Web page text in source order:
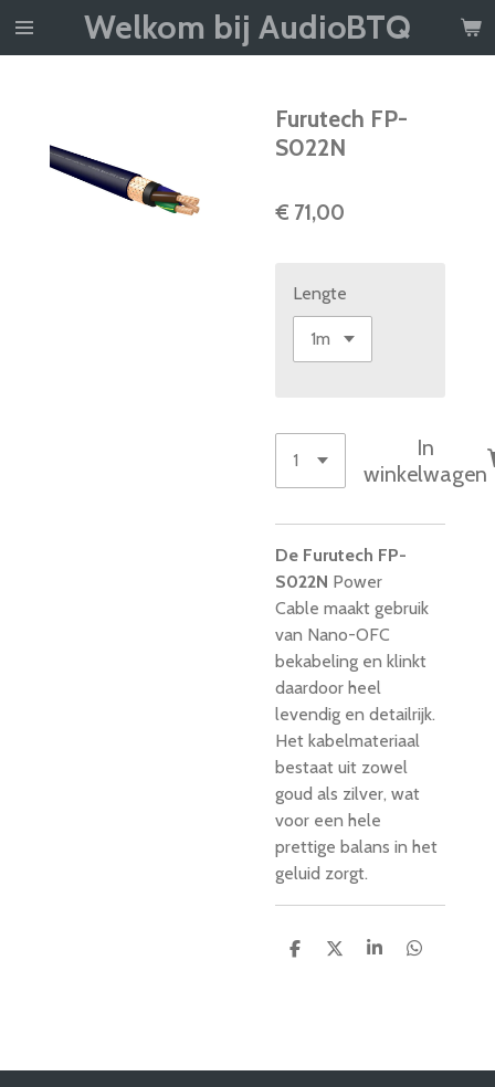
Ga
Welkom bij AudioBTQ
Furutech FP-
S022N
€ 71,00
Lengte
In
winkelwagen
De Furutech FP-
S022N Power
Cable maakt gebruik
van Nano-OFC
bekabeling en klinkt
daardoor heel
levendig en detailrijk.
Het kabelmateriaal
bestaat uit zowel
goud als zilver, wat
voor een hele
prettige balans in het
geluid zorgt.
D
D
S
D